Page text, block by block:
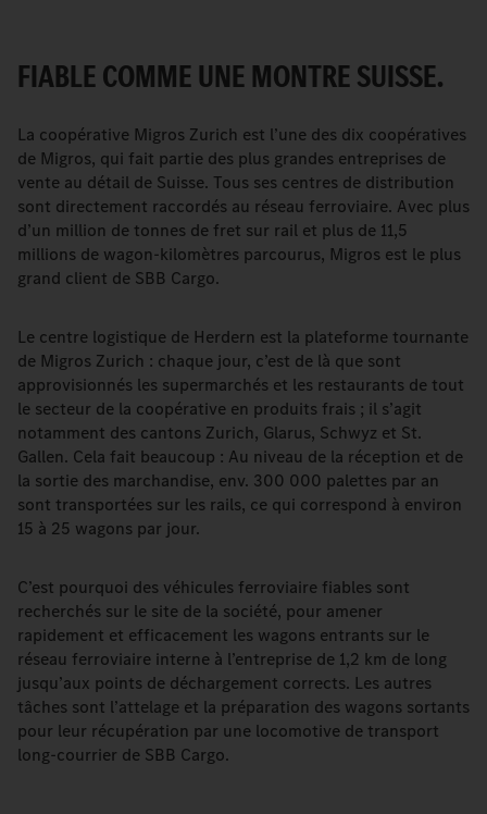
FIABLE COMME UNE MONTRE SUISSE.
La coopérative Migros Zurich est l’une des dix coopératives
de Migros, qui fait partie des plus grandes entreprises de
vente au détail de Suisse. Tous ses centres de distribution
sont directement raccordés au réseau ferroviaire. Avec plus
d’un million de tonnes de fret sur rail et plus de 11,5
millions de wagon-kilomètres parcourus, Migros est le plus
grand client de SBB Cargo.
Le centre logistique de Herdern est la plateforme tournante
de Migros Zurich : chaque jour, c’est de là que sont
approvisionnés les supermarchés et les restaurants de tout
le secteur de la coopérative en produits frais ; il s’agit
notamment des cantons Zurich, Glarus, Schwyz et St.
Gallen. Cela fait beaucoup : Au niveau de la réception et de
la sortie des marchandise, env. 300 000 palettes par an
sont transportées sur les rails, ce qui correspond à environ
15 à 25 wagons par jour.
C’est pourquoi des véhicules ferroviaire fiables sont
recherchés sur le site de la société, pour amener
rapidement et efficacement les wagons entrants sur le
réseau ferroviaire interne à l’entreprise de 1,2 km de long
jusqu’aux points de déchargement corrects. Les autres
tâches sont l’attelage et la préparation des wagons sortants
pour leur récupération par une locomotive de transport
long-courrier de SBB Cargo.